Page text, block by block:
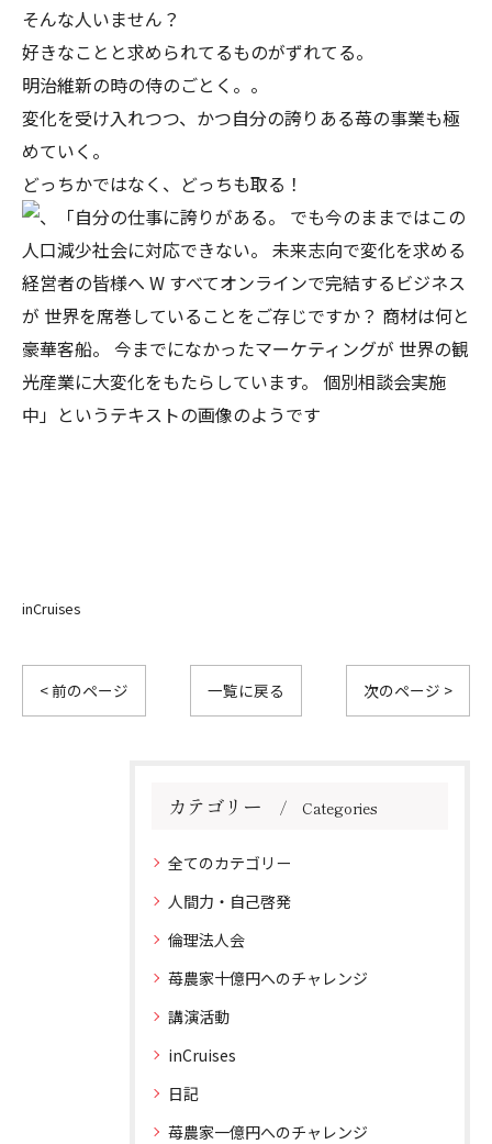
そんな人いません？
好きなことと求められてるものがずれてる。
明治維新の時の侍のごとく。。
変化を受け入れつつ、かつ自分の誇りある苺の事業も極
めていく。
どっちかではなく、どっちも取る！
inCruises
< 前のページ 一覧に戻る 次のページ >
カテゴリー Categories
全てのカテゴリー
人間力・自己啓発
倫理法人会
苺農家十億円へのチャレンジ
講演活動
inCruises
日記
苺農家一億円へのチャレンジ